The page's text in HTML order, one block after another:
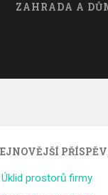
ZAHRADA A
Úklid prostorů firmy